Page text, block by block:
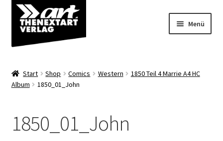
Zur
Navigation
springen
Zum
Inhalt
springen
Menü
Shop
Start Shop Comics Western
1850 Teil 4 Marrie A4 HC
Album
1850_01_John
1850_01_John